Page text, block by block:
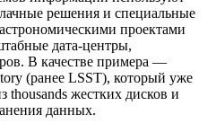
решения и специальные
проектами
дата-центры,
В качестве примера —
(ранее LSST), который уже
thousands жестких дисков и
данных.